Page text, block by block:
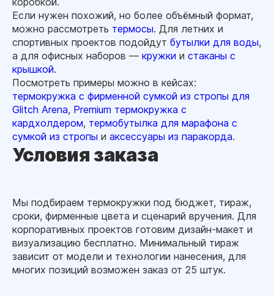
Если нужен похожий, но более объёмный формат,
можно рассмотреть термосы. Для летних и
спортивных проектов подойдут бутылки для воды,
а для офисных наборов — кружки и стаканы с
крышкой.
Посмотреть примеры можно в кейсах:
термокружка с фирменной сумкой из стропы для
Glitch Arena, Premium термокружка с
кардхолдером, термобутылка для марафона с
сумкой из стропы и аксессуары из паракорда.
Условия заказа
Мы подбираем термокружки под бюджет, тираж,
сроки, фирменные цвета и сценарий вручения. Для
корпоративных проектов готовим дизайн-макет и
визуализацию бесплатно. Минимальный тираж
зависит от модели и технологии нанесения, для
многих позиций возможен заказ от 25 штук.